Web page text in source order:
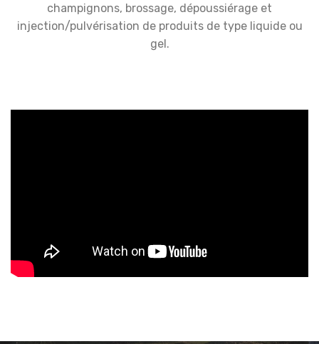
champignons, brossage, dépoussiérage et
injection/pulvérisation de produits de type liquide ou
gel.